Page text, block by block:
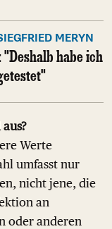
MERYN
habe ich
Werte
umfasst nur
nicht jene, die
an
oder anderen